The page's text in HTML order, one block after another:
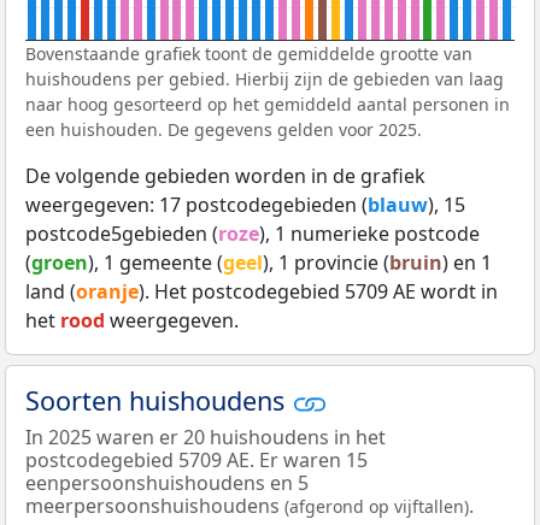
Bovenstaande grafiek toont de gemiddelde grootte van
huishoudens per gebied. Hierbij zijn de gebieden van laag
naar hoog gesorteerd op het gemiddeld aantal personen in
een huishouden. De gegevens gelden voor 2025.
De volgende gebieden worden in de grafiek
weergegeven: 17 postcodegebieden (blauw), 15
postcode5gebieden (roze), 1 numerieke postcode
(groen), 1 gemeente (geel), 1 provincie (bruin) en 1
land (oranje). Het postcodegebied 5709 AE wordt in
het rood weergegeven.
Soorten huishoudens
In 2025 waren er 20 huishoudens in het
postcodegebied 5709 AE. Er waren 15
eenpersoonshuishoudens en 5
meerpersoonshuishoudens (afgerond op vijftallen).